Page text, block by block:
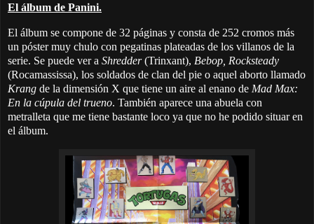
El álbum de Panini.
El álbum se compone de 32 páginas y consta de 252 cromos más
un póster muy chulo con pegatinas plateadas de los villanos de la
serie. Se puede ver a Shredder(Trinxant), Bebop, Rocksteady
(Rocamassissa), los soldados de clan del pie o aquel aborto llamado
Krang de la dimensión X que tiene un aire al enano de Mad Max:
En la cúpula del trueno. También aparece una abuela con
metralleta que me tiene bastante loco ya que no he podido situar en
el álbum.